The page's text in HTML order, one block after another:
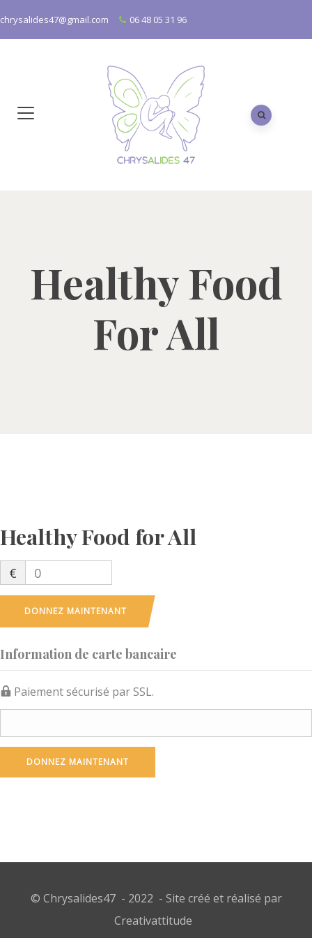
chrysalides47@gmail.com 06 48 05 31 96
Healthy Food
For All
Healthy Food for All
€ 0
DONNEZ MAINTENANT
Information de carte bancaire
Paiement sécurisé par SSL.
© Chrysalides47 - 2022 - Site créé et réalisé par
Creativattitude